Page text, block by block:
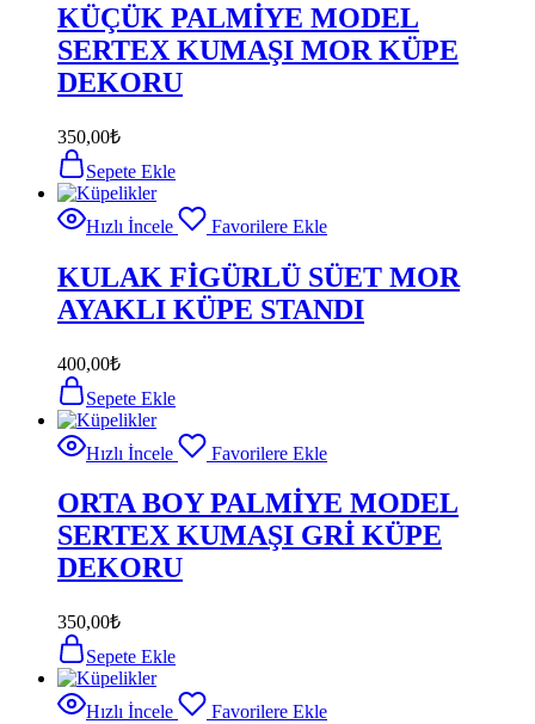
KÜÇÜK PALMİYE MODEL
SERTEX KUMAŞI MOR KÜPE
DEKORU
350,00₺
Sepete Ekle
Hızlı İncele Favorilere Ekle
KULAK FİGÜRLÜ SÜET MOR
AYAKLI KÜPE STANDI
400,00₺
Sepete Ekle
Hızlı İncele Favorilere Ekle
ORTA BOY PALMİYE MODEL
SERTEX KUMAŞI GRİ KÜPE
DEKORU
350,00₺
Sepete Ekle
Hızlı İncele Favorilere Ekle